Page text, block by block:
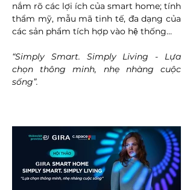
nắm rõ các lợi ích của smart home; tính
thẩm mỹ, mẫu mã tinh tế, đa dạng của
các sản phẩm tích hợp vào hệ thống…
“Simply Smart. Simply Living - Lựa
chọn thông minh, nhẹ nhàng cuộc
sống”.